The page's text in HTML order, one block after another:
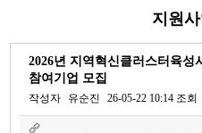
지원
2026년 지역혁신클러스터육성
참여기업 모집
작성자 유순진 26-05-22 10:14 조회